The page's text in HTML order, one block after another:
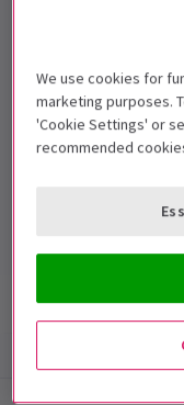
Cambridge
Show-Infos
We use cookies for
marketing purposes.
'Cookie Settings' or
recommended